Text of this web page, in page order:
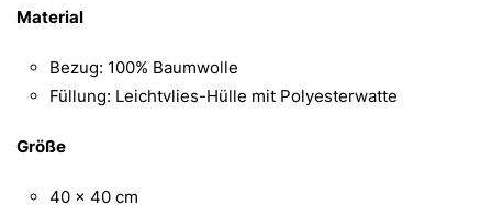
Material
Bezug: 100% Baumwolle
Füllung: Leichtvlies-Hülle mit Polyesterwatte
Größe
40 x 40 cm